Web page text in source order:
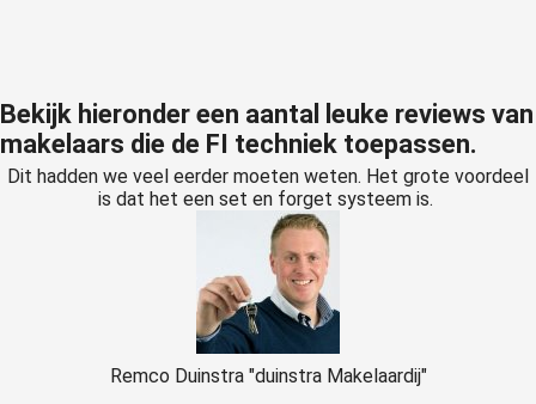
Bekijk hieronder een aantal leuke reviews van
makelaars die de FI techniek toepassen.
Dit hadden we veel eerder moeten weten. Het grote voordeel
is dat het een set en forget systeem is.
Remco Duinstra "duinstra Makelaardij"